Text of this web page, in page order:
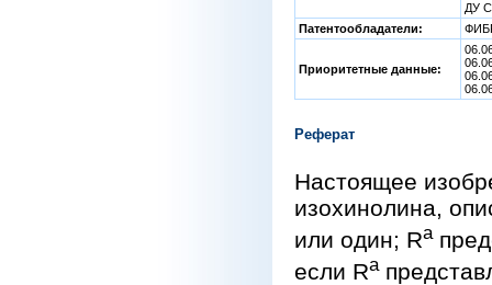
ДУ
Патентообладатели:
Приоритетные данные:
Реферат
Настоящее
изохинолина,
или один; Ra
если Ra